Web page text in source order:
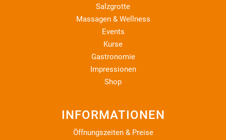
Salzgrotte
Massagen & Wellness
Events
Kurse
Gastronomie
Impressionen
Shop
INFORMATIONEN
Öffnungszeiten & Preise